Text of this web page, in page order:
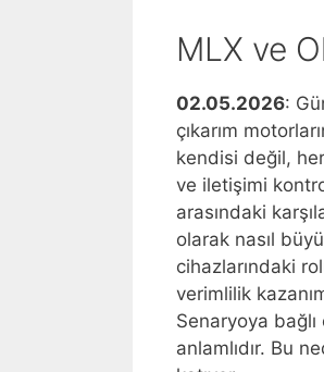
nasıl
tanıyabilirim?
neden
iyi
modellerden
daha
önemlidir?
bu
yapay
zekanın
geleceği
için
ne
anlama
geliyor?
MLX ve
02.05.2026:
çıkarım
kendisi değil,
ve iletişimi
arasındaki
olarak nasıl
cihazlarındaki
verimlilik
Senaryoya
anlamlıdır. Bu